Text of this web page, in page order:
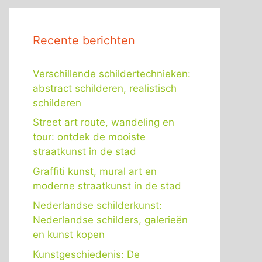
Recente berichten
Verschillende schildertechnieken:
abstract schilderen, realistisch
schilderen
Street art route, wandeling en
tour: ontdek de mooiste
straatkunst in de stad
Graffiti kunst, mural art en
moderne straatkunst in de stad
Nederlandse schilderkunst:
Nederlandse schilders, galerieën
en kunst kopen
Kunstgeschiedenis: De